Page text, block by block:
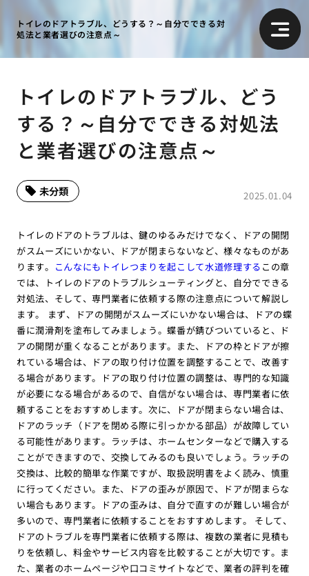
トイレのドアトラブル、どうする？～自分でできる対
処法と業者選びの注意点～
トイレのドアトラブル、どう
する？～自分でできる対処法
と業者選びの注意点～
2025.01.04
未分類
トイレのドアのトラブルは、鍵のゆるみだけでなく、ドアの開閉
がスムーズにいかない、ドアが閉まらないなど、様々なものがあ
ります。 こんなにもトイレつまりを起こして水道修理する この章
では、トイレのドアのトラブルシューティングと、自分でできる
対処法、そして、専門業者に依頼する際の注意点について解説し
ます。 まず、ドアの開閉がスムーズにいかない場合は、ドアの蝶
番に潤滑剤を塗布してみましょう。蝶番が錆びついていると、ド
アの開閉が重くなることがあります。また、ドアの枠とドアが擦
れている場合は、ドアの取り付け位置を調整することで、改善す
る場合があります。ドアの取り付け位置の調整は、専門的な知識
が必要になる場合があるので、自信がない場合は、専門業者に依
頼することをおすすめします。次に、ドアが閉まらない場合は、
ドアのラッチ（ドアを閉める際に引っかかる部品）が故障してい
る可能性があります。ラッチは、ホームセンターなどで購入する
ことができますので、交換してみるのも良いでしょう。ラッチの
交換は、比較的簡単な作業ですが、取扱説明書をよく読み、慎重
に行ってください。また、ドアの歪みが原因で、ドアが閉まらな
い場合もあります。ドアの歪みは、自分で直すのが難しい場合が
多いので、専門業者に依頼することをおすすめします。 そして、
ドアのトラブルを専門業者に依頼する際は、複数の業者に見積も
りを依頼し、料金やサービス内容を比較することが大切です。ま
た、業者のホームページや口コミサイトなどで、業者の評判を確